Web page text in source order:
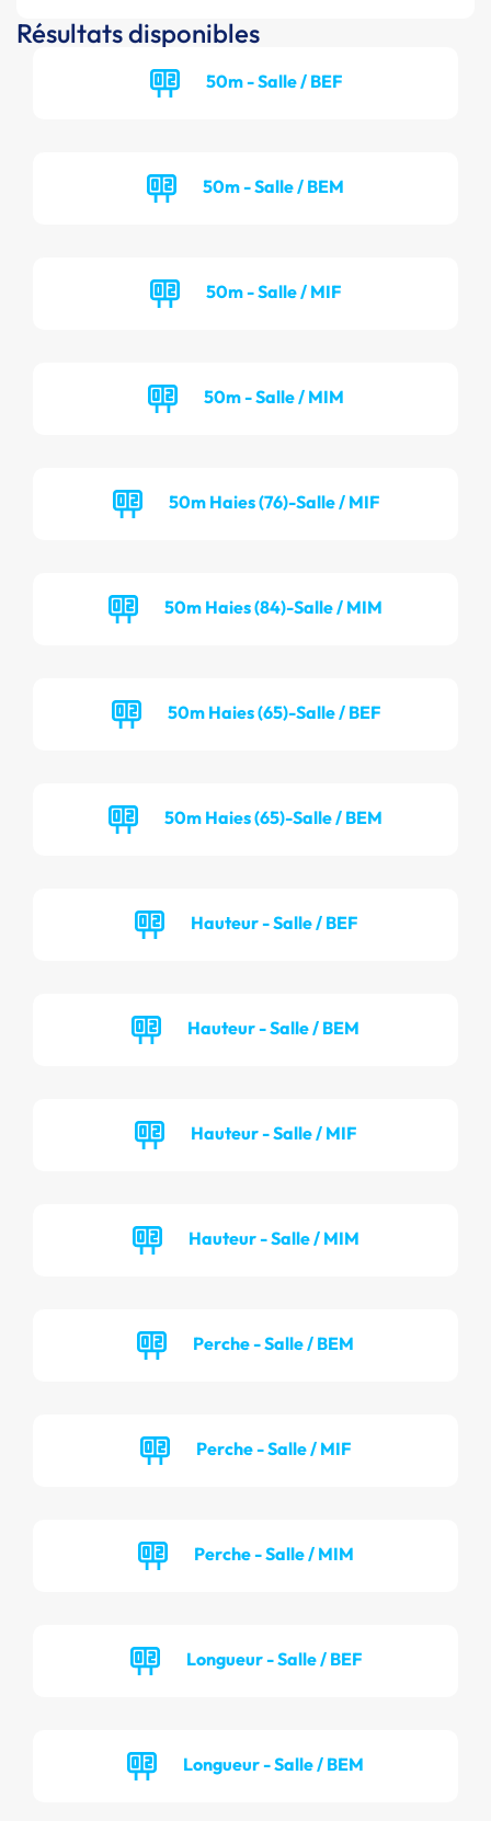
Résultats disponibles
50m - Salle / BEF
50m - Salle / BEM
50m - Salle / MIF
50m - Salle / MIM
50m Haies (76)-Salle / MIF
50m Haies (84)-Salle / MIM
50m Haies (65)-Salle / BEF
50m Haies (65)-Salle / BEM
Hauteur - Salle / BEF
Hauteur - Salle / BEM
Hauteur - Salle / MIF
Hauteur - Salle / MIM
Perche - Salle / BEM
Perche - Salle / MIF
Perche - Salle / MIM
Longueur - Salle / BEF
Longueur - Salle / BEM